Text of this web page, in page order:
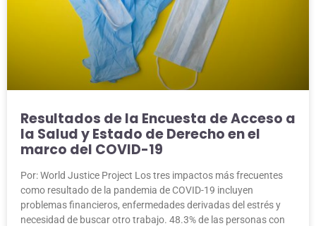
Resultados de la Encuesta de Acceso a
la Salud y Estado de Derecho en el
marco del COVID-19
Por: World Justice Project Los tres impactos más frecuentes
como resultado de la pandemia de COVID-19 incluyen
problemas financieros, enfermedades derivadas del estrés y
necesidad de buscar otro trabajo. 48.3% de las personas con